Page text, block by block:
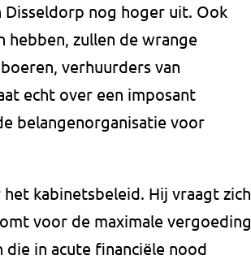
Disseldorp nog hoger uit. Ook
zullen de wrange
verhuurders van
echt over een imposant
belangenorganisatie voor
kabinetsbeleid. Hij vraagt zich
voor de maximale vergoeding
in acute financiële nood